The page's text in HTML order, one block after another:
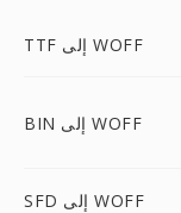
TTF إلى WOFF
BIN إلى WOFF
SFD إلى WOFF